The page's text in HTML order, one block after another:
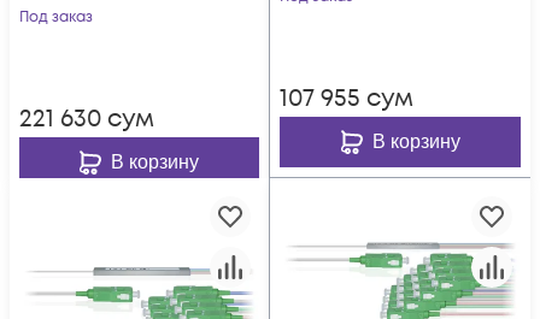
PLC-M-1x16-SC/APC
Под заказ
221 630 сум
В корзину
107 955 сум
В корзину